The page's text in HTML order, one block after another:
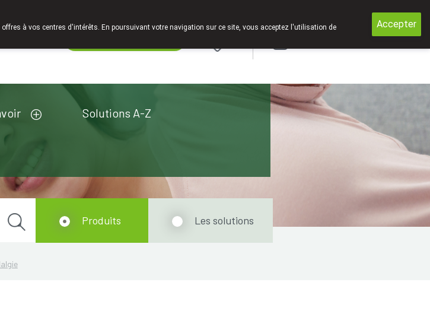
Solutions A-Z
Produits Les solutions
à vos centres d'intérêts. En poursuivant votre navigation sur ce site, vous acceptez l'utilisation de
Accepter